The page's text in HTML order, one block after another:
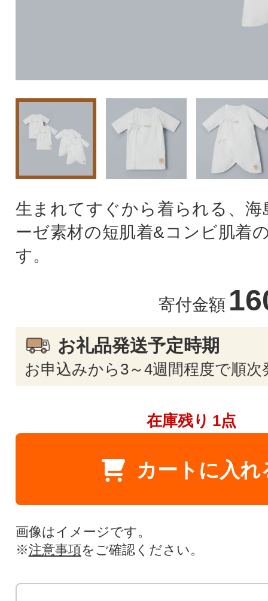
生まれてすぐから着られる、海
ーゼ素材の短肌着&コンビ肌着
す。
寄付金額
お礼品発送予定時期
お申込みから3～4週間程度で順次
在庫残り 1点
カートに入れ
画像はイメージです。
※注意事項をご確認ください。